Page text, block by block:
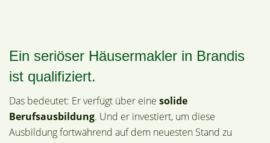
Ein seriöser Häusermakler in Brandis
ist qualifiziert.
Das bedeutet: Er verfügt über eine solide
Berufsausbildung. Und er investiert, um diese
Ausbildung fortwährend auf dem neuesten Stand zu